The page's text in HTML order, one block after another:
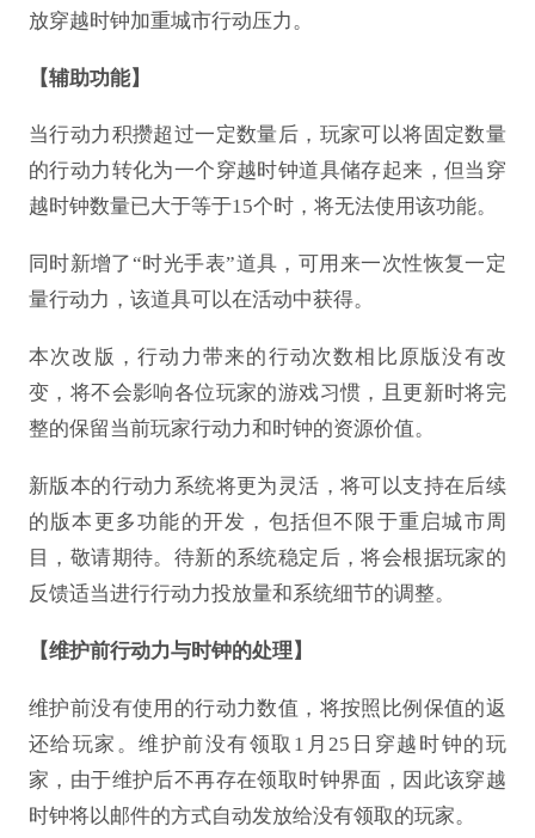
放穿越时钟加重城市行动压力。
【辅助功能】
当行动力积攒超过一定数量后，玩家可以将固定数量
的行动力转化为一个穿越时钟道具储存起来，但当穿
越时钟数量已大于等于15个时，将无法使用该功能。
同时新增了“时光手表”道具，可用来一次性恢复一定
量行动力，该道具可以在活动中获得。
本次改版，行动力带来的行动次数相比原版没有改
变，将不会影响各位玩家的游戏习惯，且更新时将完
整的保留当前玩家行动力和时钟的资源价值。
新版本的行动力系统将更为灵活，将可以支持在后续
的版本更多功能的开发，包括但不限于重启城市周
目，敬请期待。待新的系统稳定后，将会根据玩家的
反馈适当进行行动力投放量和系统细节的调整。
【维护前行动力与时钟的处理】
维护前没有使用的行动力数值，将按照比例保值的返
还给玩家。维护前没有领取 1月25日穿越时钟的玩
家，由于维护后不再存在领取时钟界面，因此该穿越
时钟将以邮件的方式自动发放给没有领取的玩家。